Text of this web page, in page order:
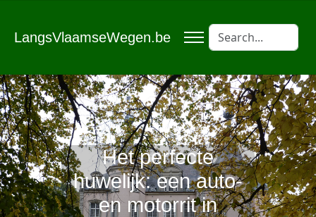
LangsVlaamseWegen.be
Het perfecte
huwelijk: een auto-
en motorrit in